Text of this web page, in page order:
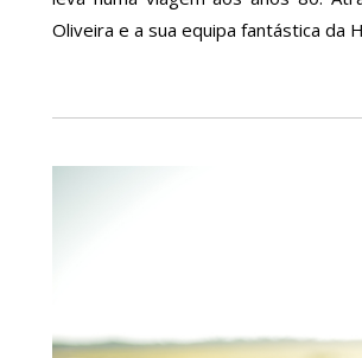
Oliveira e a sua equipa fantástica da